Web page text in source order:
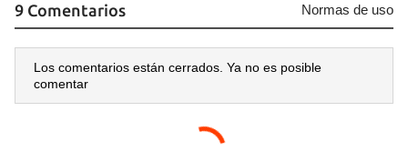
9 Comentarios Normas de uso
Los comentarios están cerrados. Ya no es posible
comentar